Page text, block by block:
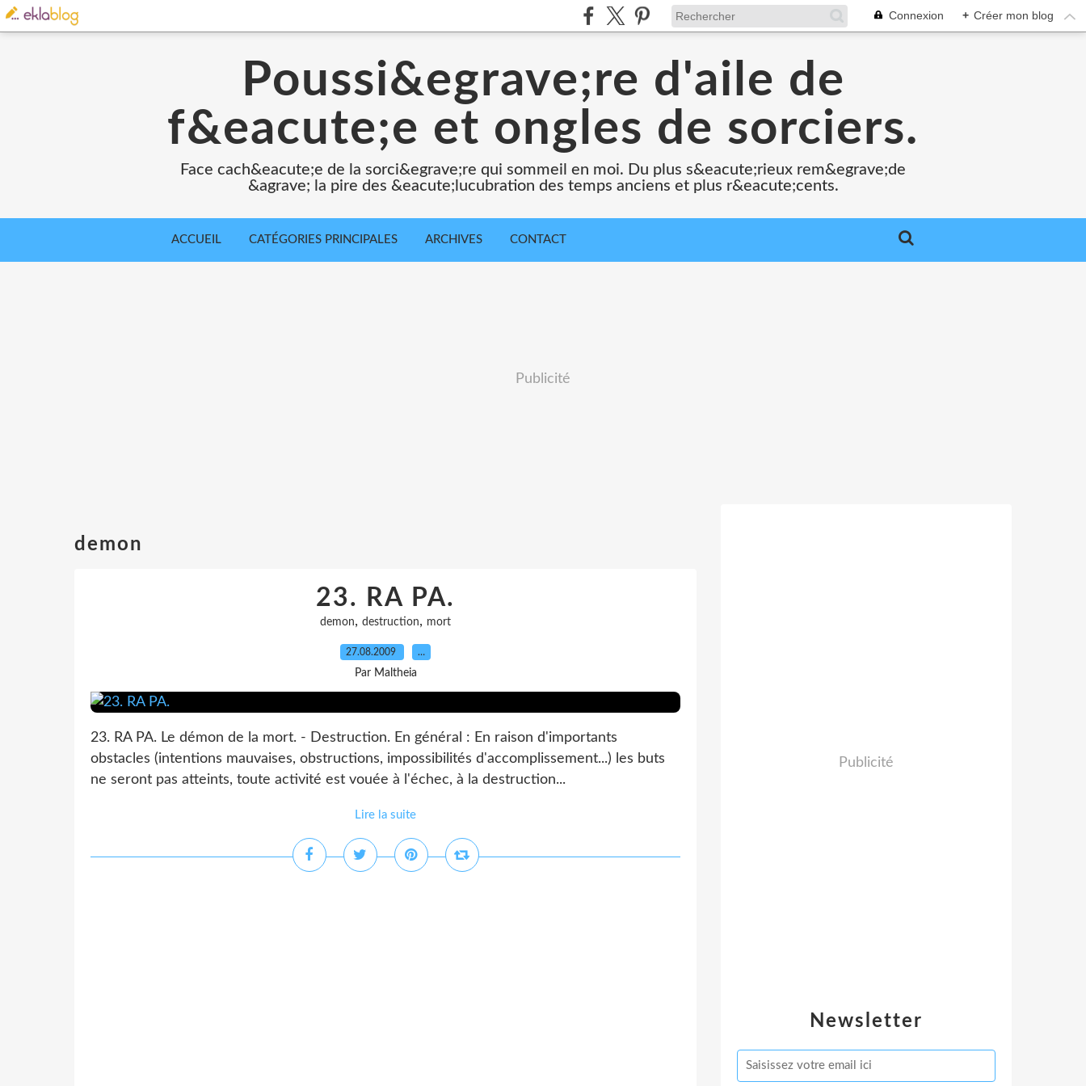
Connexion + Créer mon blog
Poussi&egrave;re d'aile de
f&eacute;e et ongles de sorciers.
Face cach&eacute;e de la sorci&egrave;re qui sommeil en moi. Du plus s&eacute;rieux rem&egrave;de
&agrave; la pire des &eacute;lucubration des temps anciens et plus r&eacute;cents.
ACCUEIL CATÉGORIES PRINCIPALES ARCHIVES CONTACT
Publicité
demon
23. RA PA.
demon, destruction, mort
27.08.2009 …
Par Maltheia
23. RA PA. Le démon de la mort. - Destruction. En général : En raison d'importants
obstacles (intentions mauvaises, obstructions, impossibilités d'accomplissement...) les buts
ne seront pas atteints, toute activité est vouée à l'échec, à la destruction...
Lire la suite
Newsletter
Publicité